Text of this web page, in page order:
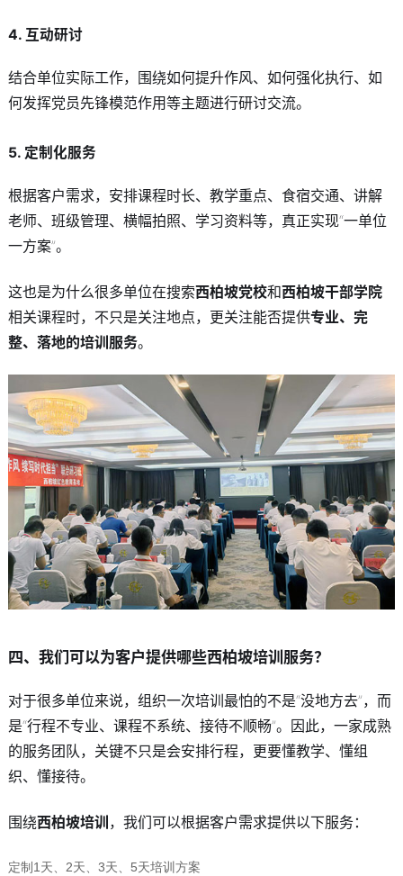
4. 互动研讨
结合单位实际工作，围绕如何提升作风、如何强化执行、如
何发挥党员先锋模范作用等主题进行研讨交流。
5. 定制化服务
根据客户需求，安排课程时长、教学重点、食宿交通、讲解
老师、班级管理、横幅拍照、学习资料等，真正实现“一单位
一方案”。
这也是为什么很多单位在搜索西柏坡党校和西柏坡干部学院
相关课程时，不只是关注地点，更关注能否提供专业、完
整、落地的培训服务。
四、我们可以为客户提供哪些西柏坡培训服务？
对于很多单位来说，组织一次培训最怕的不是“没地方去”，而
是“行程不专业、课程不系统、接待不顺畅”。因此，一家成熟
的服务团队，关键不只是会安排行程，更要懂教学、懂组
织、懂接待。
围绕西柏坡培训，我们可以根据客户需求提供以下服务：
定制1天、2天、3天、5天培训方案